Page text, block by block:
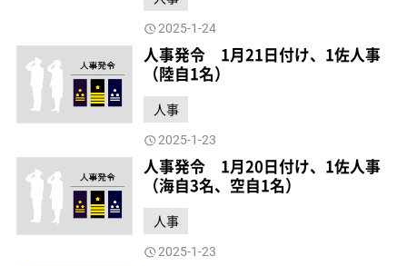
2025-1-24
人事発令 1月21日付け、1佐人事
（陸自1名）
人事
2025-1-23
人事発令 1月20日付け、1佐人事
（海自3名、空自1名）
人事
2025-1-23